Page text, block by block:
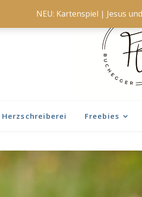
Herzschreiberei Freebies
NEU: Kartenspiel | Jesus